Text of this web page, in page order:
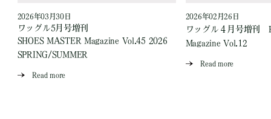
2026年03月30日
ワッグル5月号増刊
SHOES MASTER Magazine Vol.45 2026
SPRING/SUMMER
Read more
2026年02月26日
ワッグル４月号増刊
Magazine Vol.12
Read more